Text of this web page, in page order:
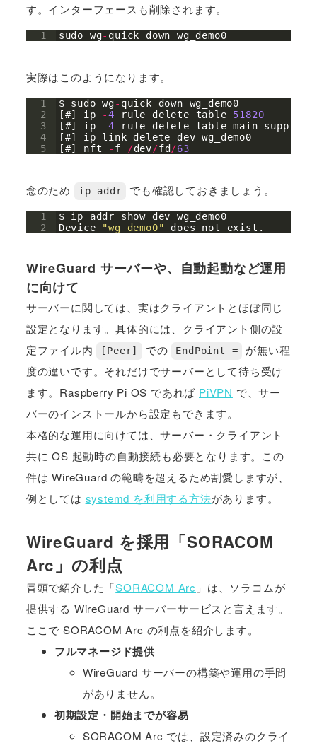
す。インターフェースも削除されます。
1 sudo wg- quick down wg_demo0
実際はこのようになります。
1
2
3
4
5
$ sudo wg- quick down
wg_demo0
[#] ip -4 rule delete table
51820
[#] ip -4 rule delete table main
[#] ip link delete dev wg_demo0
[#] nft - f /dev/fd /63
念のため ip addr でも確認しておきましょう。
1
2
$ ip addr show dev
wg_demo0
Device
"wg_demo0" does not exist .
WireGuard サーバーや、自動起動など運用
に向けて
サーバーに関しては、実はクライアントとほぼ同じ
設定となります。具体的には、クライアント側の設
定ファイル内
[Peer] での EndPoint =
が無い程
度の違いです。それだけでサーバーとして待ち受け
ます。Raspberry Pi OS であれば PiVPN で、サー
バーのインストールから設定もできます。
本格的な運用に向けては、サーバー・クライアント
共に OS 起動時の自動接続も必要となります。この
件は WireGuard の範疇を超えるため割愛しますが、
例としては systemd を利用する方法があります。
WireGuard を採用「SORACOM
Arc」の利点
冒頭で紹介した「SORACOM Arc 」は、ソラコムが
提供する WireGuard サーバーサービスと言えます。
ここで SORACOM Arc の利点を紹介します。
フルマネージド提供
WireGuard サーバーの構築や運用の手間
がありません。
初期設定・開始までが容易
SORACOM Arc では、設定済みのクライ